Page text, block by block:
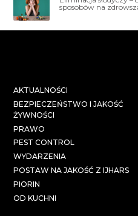
sposobów na
AKTUALNOŚCI
BEZPIECZEŃSTWO I JAKOŚĆ
ŻYWNOŚCI
PRAWO
PEST CONTROL
WYDARZENIA
POSTAW NA JAKOŚĆ Z IJHARS
PIORIN
OD KUCHNI